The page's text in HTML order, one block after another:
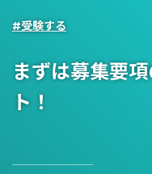
#受験する
まずは募集要
ト！